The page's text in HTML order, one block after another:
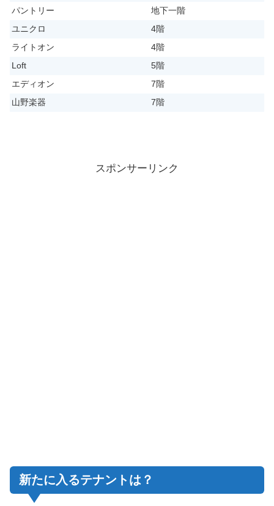
パントリー
地下一階
ユニクロ
4階
ライトオン
4階
Loft
5階
エディオン
7階
山野楽器
7階
スポンサーリンク
新たに入るテナントは？